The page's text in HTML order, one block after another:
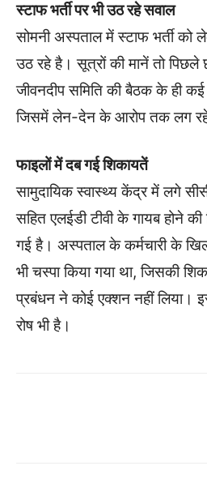
स्टाफ भर्ती पर भी उठ रहे सवाल
सोमनी अस्पताल में स्टाफ भर्ती
उठ रहे है। सूत्रों की मानें तो
जीवनदीप समिति की बैठक के ही कई
जिसमें लेन-देन के आरोप तक लग
फाइलों में दब गई शिकायतें
सामुदायिक स्वास्थ्य केंद्र में लगे
सहित एलईडी टीवी के गायब होने
गई है। अस्पताल के कर्मचारी के
भी चस्पा किया गया था, जिसकी
प्रबंधन ने कोई एक्शन नहीं लिया।
रोष भी है।